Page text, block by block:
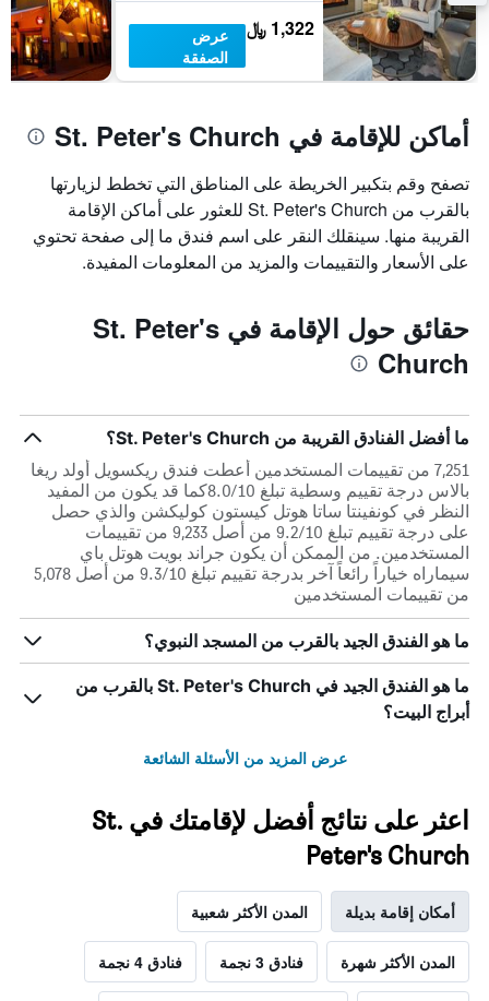
1,322 ﷼
عرض
الصفقة
أماكن للإقامة في St. Peter's Church
تصفح وقم بتكبير الخريطة على المناطق التي تخطط لزيارتها
بالقرب من St. Peter's Church للعثور على أماكن الإقامة
القريبة منها. سينقلك النقر على اسم فندق ما إلى صفحة تحتوي
على الأسعار والتقييمات والمزيد من المعلومات المفيدة.
حقائق حول الإقامة في St. Peter's
Church
ما أفضل الفنادق القريبة من St. Peter's Church؟
7,251 من تقييمات المستخدمين أعطت فندق ريكسويل أولد ريغا
بالاس درجة تقييم وسطية تبلغ 8.0/10كما قد يكون من المفيد
النظر في كونفينتا ساتا هوتل كيستون كوليكشن والذي حصل
على درجة تقييم تبلغ 9.2/10 من أصل 9,233 من تقييمات
المستخدمين. من الممكن أن يكون جراند بويت هوتل باي
سيماراه خياراً رائعاً آخر بدرجة تقييم تبلغ 9.3/10 من أصل 5,078
من تقييمات المستخدمين
ما هو الفندق الجيد بالقرب من المسجد النبوي؟
ما هو الفندق الجيد في St. Peter's Church بالقرب من
أبراج البيت؟
عرض المزيد من الأسئلة الشائعة
اعثر على نتائج أفضل لإقامتك في St.
Peter's Church
أمكان إقامة بديلة المدن الأكثر شعبية
المدن الأكثر شهرة فنادق 3 نجمة فنادق 4 نجمة